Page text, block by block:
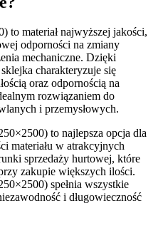
to materiał najwyższej jakości,
odporności na zmiany
mechaniczne. Dzięki
charakteryzuje się
oraz odpornością na
rozwiązaniem do
i przemysłowych.
to najlepsza opcja dla
materiału w atrakcyjnych
sprzedaży hurtowej, które
zakupie większych ilości.
spełnia wszystkie
i długowieczność